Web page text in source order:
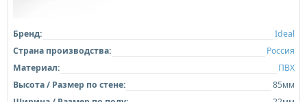
Бренд:
Ideal
Страна производства:
Россия
Материал:
ПВХ
Высота / Размер по стене:
85мм